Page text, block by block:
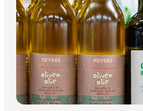
Reisemål
Aktiviteter
Overnatting
Planlegg reisen